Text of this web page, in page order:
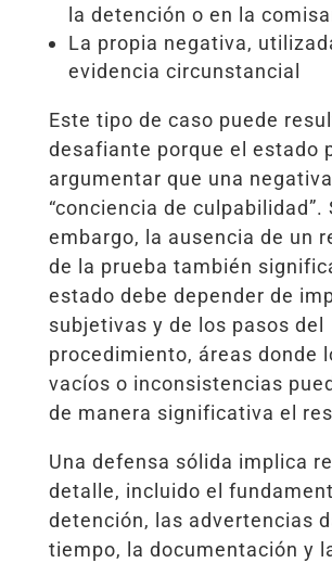
la detención o en la
La propia negativa,
evidencia circunstancial
Este tipo de caso puede
desafiante porque el estado
argumentar que una
“conciencia de culpabilidad”.
embargo, la ausencia de un
de la prueba también
estado debe depender de
subjetivas y de los pasos del
procedimiento, áreas donde
vacíos o inconsistencias
de manera significativa el
Una defensa sólida implica
detalle, incluido el
detención, las advertencias
tiempo, la documentación y